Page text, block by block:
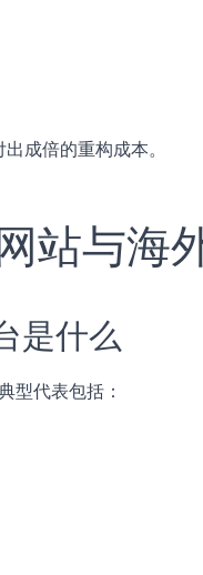
成倍的重构成本。
站与海
是什么
型代表包括：